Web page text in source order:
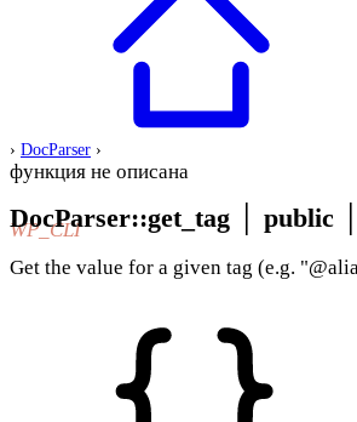
› DocParser ›
функция не описана
WP_CLI
DocParser::get_tag public
Get the value for a given tag (e.g.